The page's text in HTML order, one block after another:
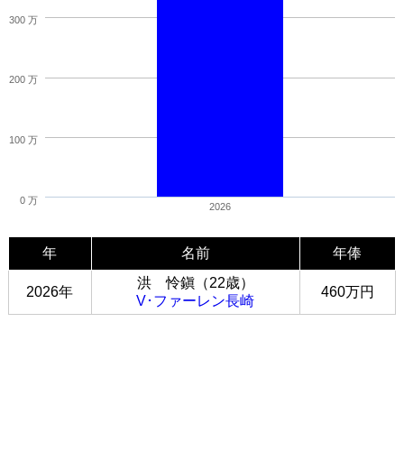
2026
0 万
100 万
200 万
300 万
年 名前 年俸
2026年
洪 怜鎭（22歳）
V･ファーレン長崎
460万円